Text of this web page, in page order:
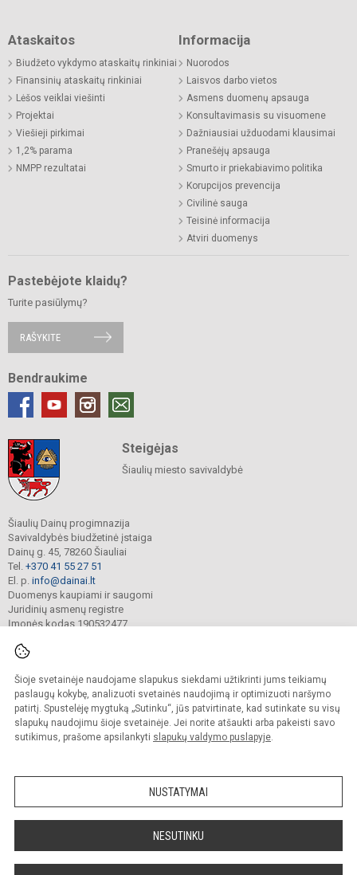
Šioje svetainėje naudojame slapukus siekdami užtikrinti jums teikiamų
paslaugų kokybę, analizuoti svetainės naudojimą ir optimizuoti naršymo
patirtį. Spustelėję mygtuką „Sutinku“, jūs patvirtinate, kad sutinkate su visų
slapukų naudojimu šioje svetainėje. Jei norite atšaukti arba pakeisti savo
sutikimus, prašome apsilankyti slapukų valdymo puslapyje.
NUSTATYMAI
NESUTINKU
Ataskaitos
Biudžeto vykdymo ataskaitų rinkiniai
Finansinių ataskaitų rinkiniai
Lėšos veiklai viešinti
Projektai
Viešieji pirkimai
1,2% parama
NMPP rezultatai
Informacija
Nuorodos
Laisvos darbo vietos
Asmens duomenų apsauga
Konsultavimasis su visuomene
Dažniausiai užduodami klausimai
Pranešėjų apsauga
Smurto ir priekabiavimo politika
Korupcijos prevencija
Civilinė sauga
Teisinė informacija
Atviri duomenys
Pastebėjote klaidų?
Turite pasiūlymų?
RAŠYKITE
Bendraukime
Steigėjas
Šiaulių miesto savivaldybė
Šiaulių Dainų progimnazija
Savivaldybės biudžetinė įstaiga
Dainų g. 45, 78260 Šiauliai
Tel. +370 41 55 27 51
El. p. info@dainai.lt
Duomenys kaupiami ir saugomi
Juridinių asmenų registre
Įmonės kodas 190532477
© 2023. Šiaulių Dainų progimnazija. Visos teisės saugomos.
Kopijuoti turinį be raštiško gimnazijos sutikimo griežtai draudžiama.
Prieinamumo paraiška Slapukų politika
Sumanus būdas atnaujinti